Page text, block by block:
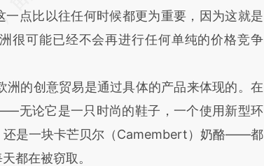
点比以往任何时候都更为重要，因为这就是
很可能已经不会再进行任何单纯的价格竞争
的创意贸易是通过具体的产品来体现的。在
无论它是一只时尚的鞋子，一个使用新型环
还是一块卡芒贝尔（Camembert）奶酪——都
都在被窃取。